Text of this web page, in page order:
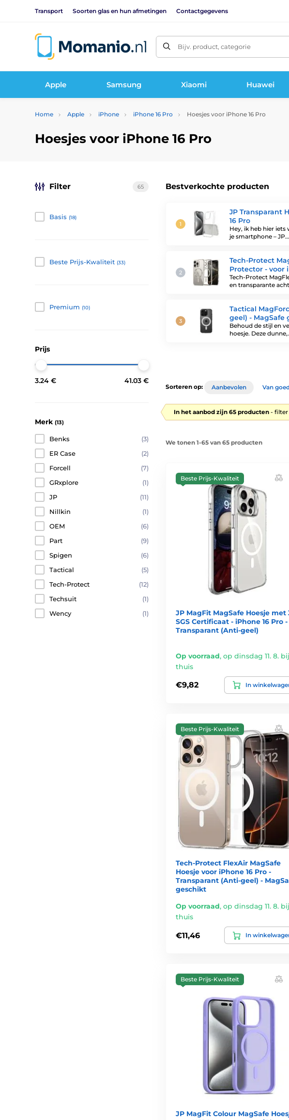
Transport Soorten glas en hun afmetingen Contactgegevens
Bijv. product, categorie
Apple Samsung Xiaomi Huawei
Home Apple iPhone iPhone 16 Pro Hoesjes voor iPhone 16 Pro
Hoesjes voor iPhone 16 Pro
Bestverkochte producten
JP Transparant
16 Pro
Hey, ik heb hier
je smartphone – JP…
Tech-Protect
Protector - voor
Tech-Protect
en transparante
Tactical
geel) - MagSafe
Behoud de stijl en
hoesje. Deze
Filter 65
Basis (18)
Beste Prijs-Kwaliteit (33)
Premium (10)
Prijs
3.24 € 41.03 €
Merk (13)
Benks
(3)
ER Case
(2)
Forcell
(7)
GRxplore
(1)
JP
(11)
Nillkin
(1)
OEM
(6)
Part
(9)
Spigen
(6)
Tactical
(5)
Tech-Protect
(12)
Techsuit
(1)
Wency
(1)
Sorteren op: Aanbevolen Van
In het aanbod zijn 65 producten - filter
We tonen 1-65 van 65 producten
Beste Prijs-Kwaliteit
JP MagFit MagSafe Hoesje met
SGS Certificaat - iPhone 16 Pro -
Transparant (Anti-geel)
Op voorraad, op dinsdag 11. 8.
thuis
€9,82 In
Beste Prijs-Kwaliteit
Tech-Protect FlexAir MagSafe
Hoesje voor iPhone 16 Pro -
Transparant (Anti-geel) -
geschikt
Op voorraad, op dinsdag 11. 8.
thuis
€11,46 In
Beste Prijs-Kwaliteit
JP MagFit Colour MagSafe